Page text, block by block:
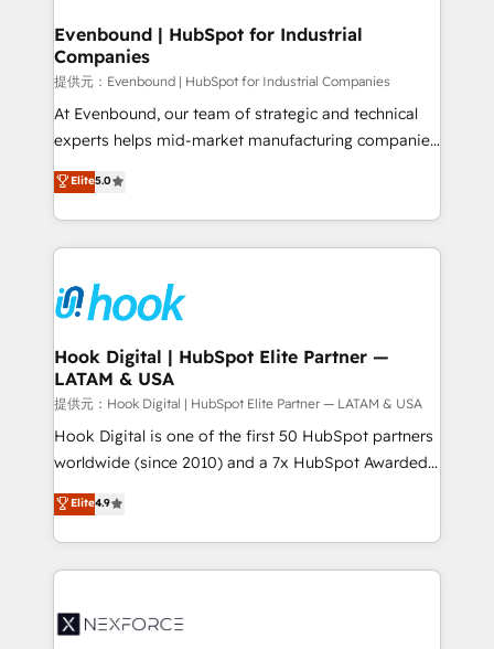
Agent Creation 🔄 Custom Integrations & Data
Migration Why 1406 We become part of your team.
Your team learns while we build. We fix what others
broke. Built for mid-market reality—practical
solutions that work with your actual headcount and
HubSpot partners 🔄 Top 5% globally in client
retention 📅 8+ years of consistent results since 2017
move beyond spreadsheets into unified systems
that drive real business results.
Evenbound | HubSpot for Industrial
Companies
提供元：Evenbound | HubSpot for Industrial Companies
At Evenbound, our team of strategic and technical
experts helps mid-market manufacturing companies
achieve real growth. We specialize in delivering
tailored solutions that drive results by leveraging
HubSpot’s platform and data to fuel success.
Technical Solutions: - HubSpot Technical Consulting -
Onboarding - Data Migration & Integrations -
Technical Audit & Optimization Strategic Solutions: -
Revenue Operations - Inbound Marketing -
Outbound Marketing - HubSpot CMS Website
Design & Development We empower our clients to
reach their full potential by providing transparent,
relationship-driven support. With over 300 HubSpot
technical know-how and strategic guidance you
need to succeed.
Elite5.0
Hook Digital | HubSpot Elite Partner —
LATAM & USA
提供元：Hook Digital | HubSpot Elite Partner — LATAM & USA
Hook Digital is one of the first 50 HubSpot partners
worldwide (since 2010) and a 7x HubSpot Awarded
Elite Partner. With 500+ projects across the U.S.,
Brazil, and LATAM, we combine global expertise with
regional experience. Today, we are Brazil’s largest
HubSpot Elite Partner—trusted by companies across
Implementation & Migration Onboarding across all
Elite4.9